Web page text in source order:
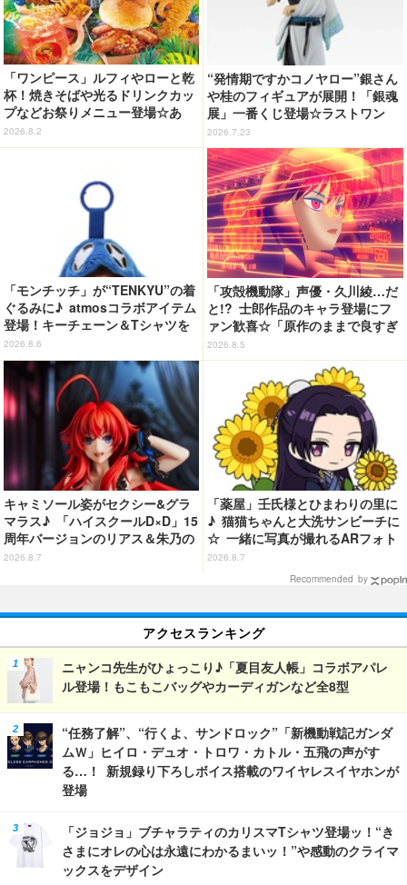
「ワンピース」ルフィやローと乾
杯！焼きそばや光るドリンクカッ
プなどお祭りメニュー登場☆あ
の“麦わら帽子”もグッズ化!? 【U
SJ「ワンピース・プレミア・サマ
2026.8.2
“発情期ですかコノヤロー”銀さん
や桂のフィギュアが展開！「銀魂
展」一番くじ登場☆ラストワン
賞・白黒銀さんにも注目
2026.7.23
「モンチッチ」が“TENKYU”の着
ぐるみに♪ atmosコラボアイテム
登場！キーチェーン＆Tシャツを
展開
2026.8.6
「攻殻機動隊」声優・久川綾…だ
と!? 士郎作品のキャラ登場にフ
ァン歓喜☆「原作のままで良すぎ
るな」「脳の処理が追いつかない
よお」…第5話【ネタバレあり反
応まとめ】
2026.8.5
キャミソール姿がセクシー&グラ
マラス♪ 「ハイスクールD×D」15
周年バージョンのリアス＆朱乃の
フィギュアがリニューアルパッケ
2026.8.7
「薬屋」壬氏様とひまわりの里に
♪ 猫猫ちゃんと大洗サンビーチに
☆ 一緒に写真が撮れるARフォト
スポット企画「猫猫・壬氏と夏巡
り」開催【茨城県】
2026.8.7
Recommended by
アクセスランキング
ニャンコ先生がひょっこり♪「夏目友人帳」コラボアパレ
ル登場！もこもこバッグやカーディガンなど全8型
“任務了解”、“行くよ、サンドロック”「新機動戦記ガンダ
ムＷ」ヒイロ・デュオ・トロワ・カトル・五飛の声がす
る…！ 新規録り下ろしボイス搭載のワイヤレスイヤホンが
登場
「ジョジョ」ブチャラティのカリスマTシャツ登場ッ！“き
さまにオレの心は永遠にわかるまいッ！”や感動のクライマ
ックスをデザイン